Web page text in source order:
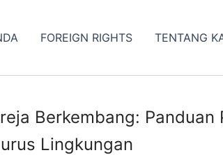
FOREIGN RIGHTS TENTANG
Berkembang: Panduan
Lingkungan